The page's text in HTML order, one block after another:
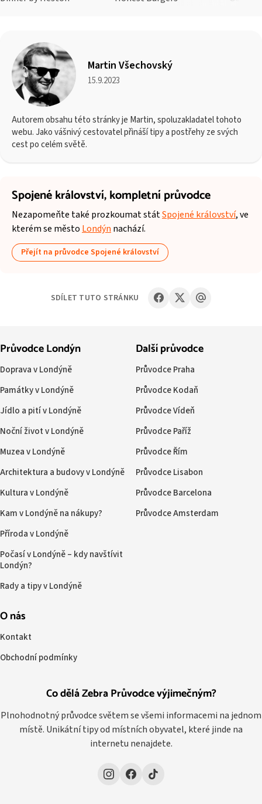
Martin Všechovský
15.9.2023
Autorem obsahu této stránky je Martin, spoluzakladatel tohoto
webu. Jako vášnivý cestovatel přináší tipy a postřehy ze svých
cest po celém světě.
Spojené království,kompletní průvodce
Nezapomeňte také prozkoumat státSpojené království, ve
kterém se město Londýn nachází.
Přejít na průvodce Spojené království
SDÍLET TUTO STRÁNKU
Co dělá Zebra Průvodce výjimečným?
Plnohodnotný průvodce světem se všemi informacemi na jednom
místě. Unikátní tipy od místních obyvatel, které jinde na
internetu nenajdete.
Průvodce Londýn
Doprava v Londýně
Památky v Londýně
Jídlo a pití v Londýně
Noční život v Londýně
Muzea v Londýně
Architektura a budovy v Londýně
Kultura v Londýně
Kam v Londýně na nákupy?
Příroda v Londýně
Počasí v Londýně – kdy navštívit
Londýn?
Rady a tipy v Londýně
Další průvodce
Průvodce Praha
Průvodce Kodaň
Průvodce Vídeň
Průvodce Paříž
Průvodce Řím
Průvodce Lisabon
Průvodce Barcelona
Průvodce Amsterdam
O nás
Kontakt
Obchodní podmínky